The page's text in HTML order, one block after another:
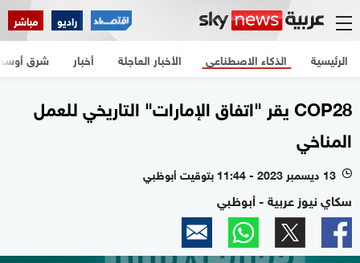
راديو مباشر
الرئيسية الأخبار العاجلة أخبار شرق الذكاء الاصطناعي
COP28 يقر "اتفاق الإمارات" التاريخي للعمل
المناخي
l 13 ديسمبر 2023 - 11:44 بتوقيت أبوظبي
سكاي نيوز عربية - أبوظبي